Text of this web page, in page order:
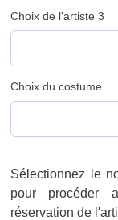
Choix de l'artiste 3
Choix du costume
Sélectionnez le
pour procéder
réservation de